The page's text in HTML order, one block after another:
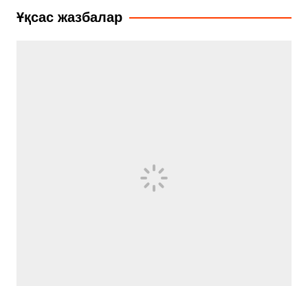
записям
Ұқсас жазбалар